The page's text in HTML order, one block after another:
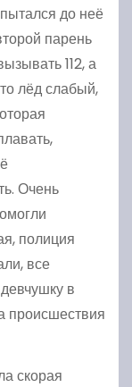
до неё
парень
112, а
лёд слабый,
Очень
полиция
все
в
происшествия
скорая